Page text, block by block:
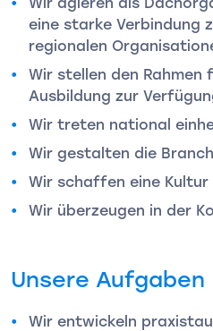
Wir agieren als
eine starke Verbindung
regionalen
Wir stellen den
Ausbildung zur
Wir treten national
Wir gestalten die
Wir schaffen eine Kultur
Wir überzeugen in der
Unsere Aufgaben
Wir entwickeln